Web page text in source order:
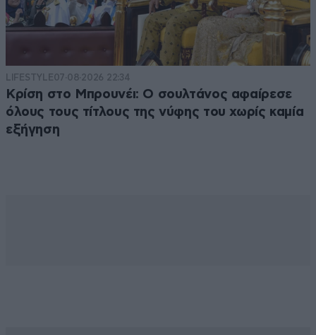
LIFESTYLE07·08·2026 22:34
Κρίση στο Μπρουνέι: Ο σουλτάνος αφαίρεσε
όλους τους τίτλους της νύφης του χωρίς καμία
εξήγηση